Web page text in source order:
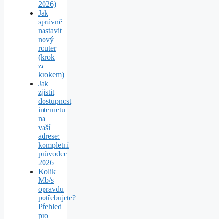
2026)
Jak
správně
nastavit
nový
router
(krok
za
krokem)
Jak
zjistit
dostupnost
internetu
na
vaší
adrese:
kompletní
průvodce
2026
Kolik
Mb/s
opravdu
potřebujete?
Přehled
pro